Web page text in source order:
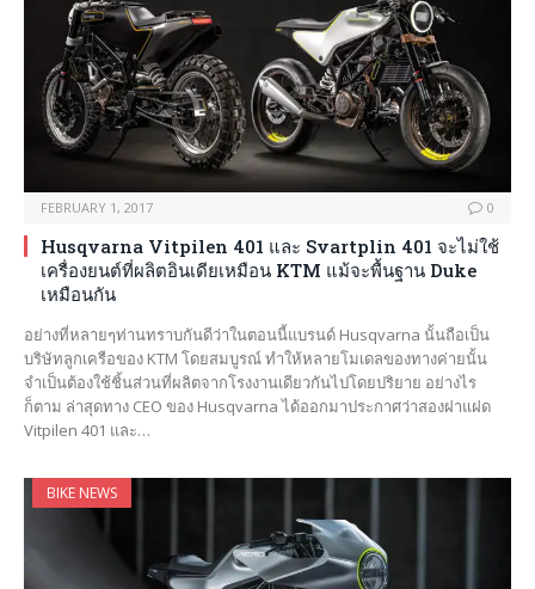
FEBRUARY 1, 2017 0
Husqvarna Vitpilen 401 และ Svartplin 401 จะไม่ใช้
เครื่องยนต์ที่ผลิตอินเดียเหมือน KTM แม้จะพื้นฐาน Duke
เหมือนกัน
อย่างที่หลายๆท่านทราบกันดีว่าในตอนนี้แบรนด์ Husqvarna นั้นถือเป็น
บริษัทลูกเครือของ KTM โดยสมบูรณ์ ทำให้หลายโมเดลของทางค่ายนั้น
จำเป็นต้องใช้ชิ้นส่วนที่ผลิตจากโรงงานเดียวกันไปโดยปริยาย อย่างไร
ก็ตาม ล่าสุดทาง CEO ของ Husqvarna ได้ออกมาประกาศว่าสองฝาแฝด
Vitpilen 401 และ…
BIKE NEWS